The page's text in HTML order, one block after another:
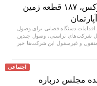
خودروی لوکس، ۱۸۷ قطعه زمین
اقدامات دستگاه قضایی برای وصول
تومان از اموال شرکت‌های تراستی، وصول چندین
و غیرمنقول این شرکت‌ها خبر
اجتماعی
مجلس درباره